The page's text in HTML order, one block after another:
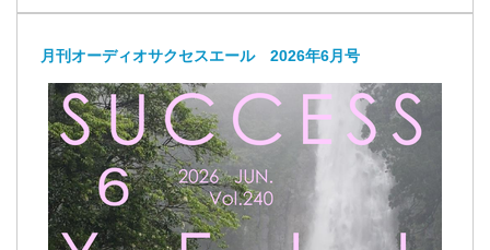
月刊オーディオサクセスエール 2026年6月号